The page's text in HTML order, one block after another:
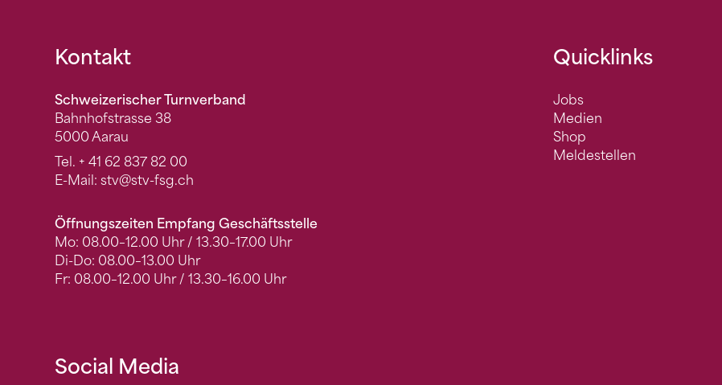
Fusszeile
Kontakt
Schweizerischer Turnverband
Bahnhofstrasse 38
5000 Aarau
Tel. + 41 62 837 82 00
E-Mail: stv@stv-fsg.ch
Öffnungszeiten Empfang Geschäftsstelle
Mo: 08.00–12.00 Uhr / 13.30–17.00 Uhr
Di-Do: 08.00–13.00 Uhr
Fr: 08.00–12.00 Uhr / 13.30–16.00 Uhr
Quicklinks
Jobs
Medien
Shop
Meldestellen
Social Media